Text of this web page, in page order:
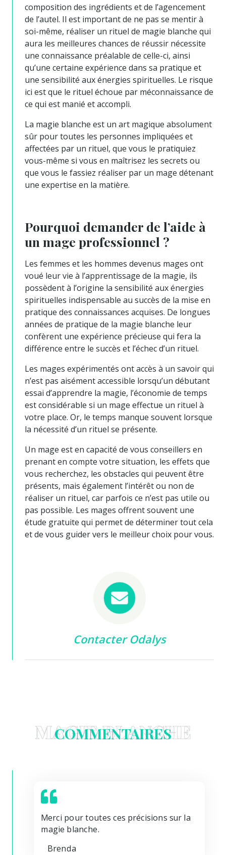
composition des ingrédients et de l’agencement
de l’autel. Il est important de ne pas se mentir à
soi-même, réaliser un rituel de magie blanche qui
aura les meilleures chances de réussir nécessite
une connaissance préalable de celle-ci, ainsi
qu’une certaine expérience dans sa pratique et
une sensibilité aux énergies spirituelles. Le risque
ici est que le rituel échoue par méconnaissance de
ce qui est manié et accompli.
La magie blanche est un art magique absolument
sûr pour toutes les personnes impliquées et
affectées par un rituel, que vous le pratiquiez
vous-même si vous en maîtrisez les secrets ou
que vous le fassiez réaliser par un mage détenant
une expertise en la matière.
Pourquoi demander de l’aide à
un mage professionnel ?
Les femmes et les hommes devenus mages ont
voué leur vie à l’apprentissage de la magie, ils
possèdent à l’origine la sensibilité aux énergies
spirituelles indispensable au succès de la mise en
pratique des connaissances acquises. De longues
années de pratique de la magie blanche leur
confèrent une expérience précieuse qui fera la
différence entre le succès et l’échec d’un rituel.
Les mages expérimentés ont accès à un savoir qui
n’est pas aisément accessible lorsqu’un débutant
essai d’apprendre la magie, l’économie de temps
est considérable si un mage effectue un rituel à
votre place. Or, le temps manque souvent lorsque
la nécessité d’un rituel se présente.
Un mage est en capacité de vous conseillers en
prenant en compte votre situation, les effets que
vous recherchez, les obstacles qui peuvent être
présents, mais également l’intérêt ou non de
réaliser un rituel, car parfois ce n’est pas utile ou
pas possible. Les mages offrent souvent une
étude gratuite qui permet de déterminer tout cela
et de vous guider vers le meilleur choix pour vous.
Contacter Odalys
MAGIE BLANCHE
COMMENTAIRES
Merci pour toutes ces précisions sur la
magie blanche.
Brenda